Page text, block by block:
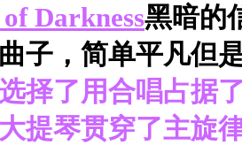
Darkness黑暗的
子，简单平凡但
择了用合唱占据
提琴贯穿了主旋